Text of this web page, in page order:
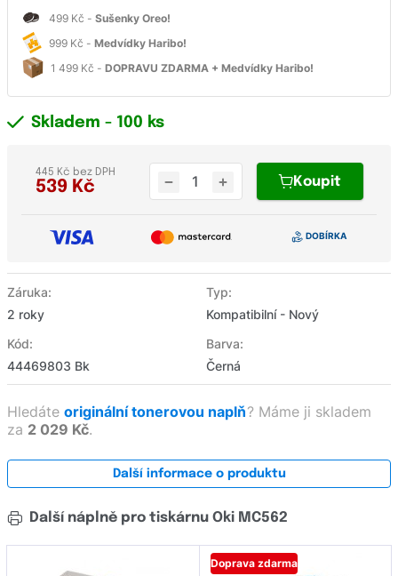
499 Kč - Sušenky Oreo!
999 Kč - Medvídky Haribo!
1 499 Kč - DOPRAVU ZDARMA + Medvídky Haribo!
Záruka:
2 roky
Typ:
Kompatibilní - Nový
Kód:
44469803 Bk
Barva:
Černá
Skladem - 100 ks
539 Kč
445 Kč bez DPH
Koupit
Hledáte originální tonerovou naplň? Máme ji skladem
za 2 029 Kč.
Další informace o produktu
Další náplně pro tiskárnu Oki MC562
Doprava zdarma